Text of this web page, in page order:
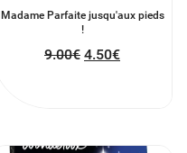
Madame Parfaite jusqu'aux pieds
!
9.00€ 4.50€
NUIT INSOLITE EN DUO *